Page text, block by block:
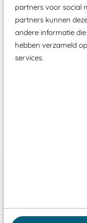
partners voor social
partners kunnen
andere informatie
hebben verzameld
services.
Elk speeltoestel
moet zijn van
certificering,
aangewezen
Wij ook